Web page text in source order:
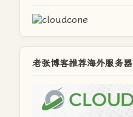
老张博客推荐海外服务器